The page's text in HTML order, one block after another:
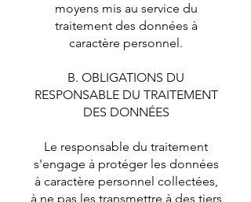
moyens mis au service du
traitement des données à
caractère personnel.
B. OBLIGATIONS DU
RESPONSABLE DU TRAITEMENT
DES DONNÉES
Le responsable du traitement
s'engage à protéger les données
à caractère personnel collectées,
à ne pas les transmettre à des tiers